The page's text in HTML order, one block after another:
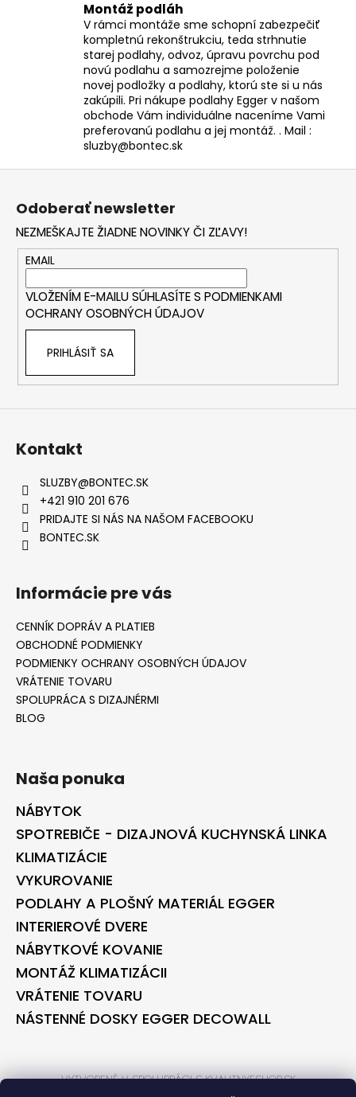
Montáž podláh
V rámci montáže sme schopní zabezpečiť
kompletnú rekonštrukciu, teda strhnutie
starej podlahy, odvoz, úpravu povrchu pod
novú podlahu a samozrejme položenie
novej podložky a podlahy, ktorú ste si u nás
zakúpili. Pri nákupe podlahy Egger v našom
obchode Vám individuálne naceníme Vami
preferovanú podlahu a jej montáž. . Mail :
sluzby@bontec.sk
Odoberať newsletter
NEZMEŠKAJTE ŽIADNE NOVINKY ČI ZĽAVY!
EMAIL
VLOŽENÍM E-MAILU SÚHLASÍTE S PODMIENKAMI
OCHRANY OSOBNÝCH ÚDAJOV
PRIHLÁSIŤ SA
Kontakt
SLUZBY@BONTEC.SK
+421 910 201 676
PRIDAJTE SI NÁS NA NAŠOM FACEBOOKU
BONTEC.SK
Informácie pre vás
CENNÍK DOPRÁV A PLATIEB
OBCHODNÉ PODMIENKY
PODMIENKY OCHRANY OSOBNÝCH ÚDAJOV
VRÁTENIE TOVARU
SPOLUPRÁCA S DIZAJNÉRMI
BLOG
Naša ponuka
NÁBYTOK
SPOTREBIČE - DIZAJNOVÁ KUCHYNSKÁ LINKA
KLIMATIZÁCIE
VYKUROVANIE
PODLAHY A PLOŠNÝ MATERIÁL EGGER
INTERIEROVÉ DVERE
NÁBYTKOVÉ KOVANIE
MONTÁŽ KLIMATIZÁCII
VRÁTENIE TOVARU
NÁSTENNÉ DOSKY EGGER DECOWALL
VYTVORENÉ V SPOLUPRÁCI S KVALITNYESHOP.SK